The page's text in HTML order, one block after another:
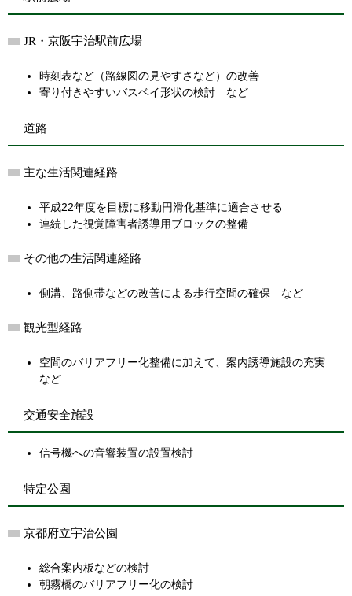
JR・京阪宇治駅前広場
時刻表など（路線図の見やすさなど）の改善
寄り付きやすいバスベイ形状の検討 など
道路
主な生活関連経路
平成22年度を目標に移動円滑化基準に適合させる
連続した視覚障害者誘導用ブロックの整備
その他の生活関連経路
側溝、路側帯などの改善による歩行空間の確保 など
観光型経路
空間のバリアフリー化整備に加えて、案内誘導施設の充実
など
交通安全施設
信号機への音響装置の設置検討
特定公園
京都府立宇治公園
総合案内板などの検討
朝霧橋のバリアフリー化の検討